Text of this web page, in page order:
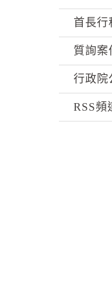
首長行
質詢案
行政院
RSS頻